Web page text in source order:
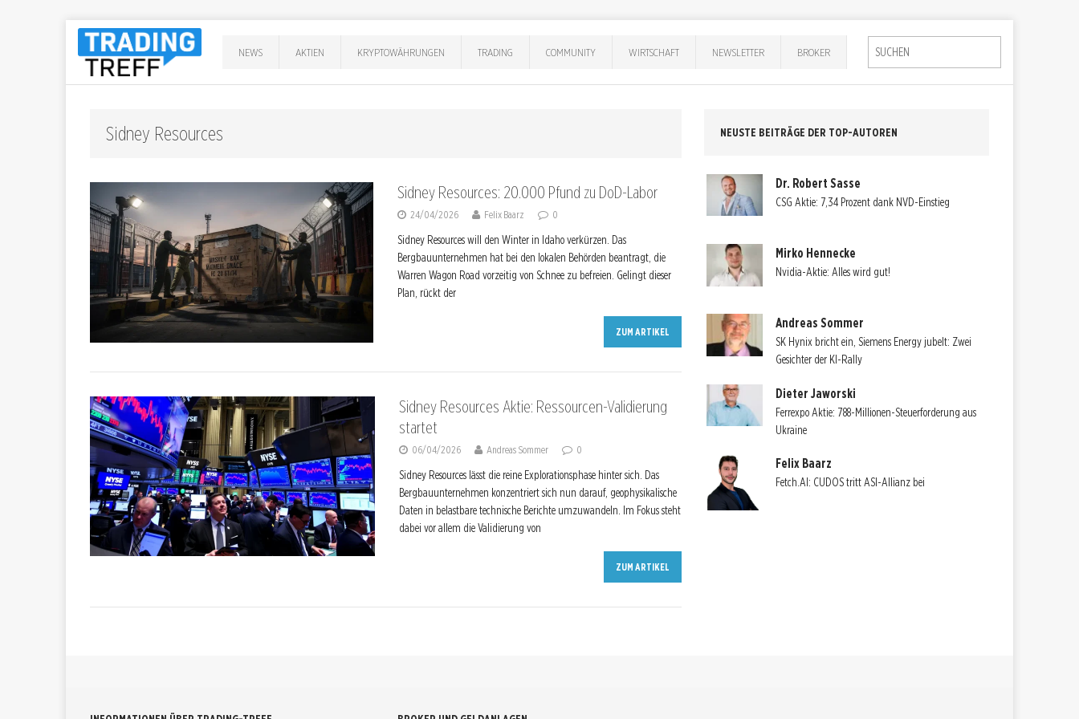
NEWS AKTIEN KRYPTOWÄHRUNGEN TRADING COMMUNITY WIRTSCHAFT NEWSLETTER BROKER
Sidney Resources
Sidney Resources: 20.000 Pfund zu DoD-Labor
24/04/2026 Felix Baarz 0
Sidney Resources will den Winter in Idaho verkürzen. Das
Bergbauunternehmen hat bei den lokalen Behörden beantragt, die
Warren Wagon Road vorzeitig von Schnee zu befreien. Gelingt dieser
Plan, rückt der
ZUM ARTIKEL
Sidney Resources Aktie: Ressourcen-Validierung
startet
06/04/2026 Andreas Sommer 0
Sidney Resources lässt die reine Explorationsphase hinter sich. Das
Bergbauunternehmen konzentriert sich nun darauf, geophysikalische
Daten in belastbare technische Berichte umzuwandeln. Im Fokus steht
dabei vor allem die Validierung von
ZUM ARTIKEL
NEUSTE BEITRÄGE DER TOP-AUTOREN
Dr. Robert Sasse
CSG Aktie: 7,34 Prozent dank NVD-Einstieg
Mirko Hennecke
Nvidia-Aktie: Alles wird gut!
Andreas Sommer
SK Hynix bricht ein, Siemens Energy jubelt: Zwei
Gesichter der KI-Rally
Dieter Jaworski
Ferrexpo Aktie: 788-Millionen-Steuerforderung aus
Ukraine
Felix Baarz
Fetch.AI: CUDOS tritt ASI-Allianz bei